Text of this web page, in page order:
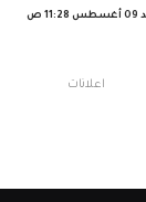
ص
اعلانات